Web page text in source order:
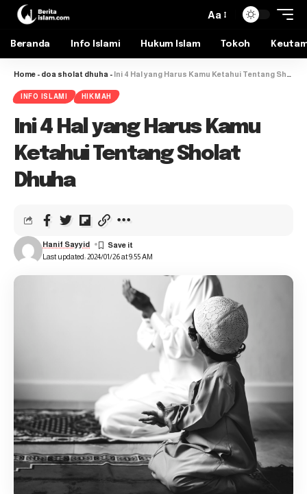
Aa
Beranda Info Islami Hukum Islam Tokoh
Home - doa sholat dhuha - Ini 4 Hal yang Harus Kamu Ketahui Tentang Sholat Dhuha
INFO ISLAMI HIKMAH
Ini 4 Hal yang Harus Kamu
Ketahui Tentang Sholat
Dhuha
Last updated: 2024/01/26 at 9:55 AM
Hanif Sayyid